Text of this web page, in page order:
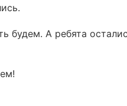
будем. А ребята